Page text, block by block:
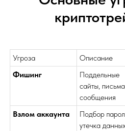
Угроза Описание
Фишинг
Поддельные
сайты,
сообщения
Взлом аккаунта
Подбор
утечка